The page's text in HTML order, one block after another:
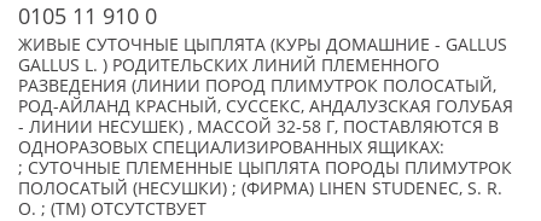
0105 11 910 0
ЖИВЫЕ СУТОЧНЫЕ ЦЫПЛЯТА (КУРЫ ДОМАШНИЕ - GALLUS
GALLUS L. ) РОДИТЕЛЬСКИХ ЛИНИЙ ПЛЕМЕННОГО
РАЗВЕДЕНИЯ (ЛИНИИ ПОРОД ПЛИМУТРОК ПОЛОСАТЫЙ,
РОД-АЙЛАНД КРАСНЫЙ, СУССЕКС, АНДАЛУЗСКАЯ ГОЛУБАЯ
- ЛИНИИ НЕСУШЕК) , МАССОЙ 32-58 Г, ПОСТАВЛЯЮТСЯ В
ОДНОРАЗОВЫХ СПЕЦИАЛИЗИРОВАННЫХ ЯЩИКАХ:
; СУТОЧНЫЕ ПЛЕМЕННЫЕ ЦЫПЛЯТА ПОРОДЫ ПЛИМУТРОК
ПОЛОСАТЫЙ (НЕСУШКИ) ; (ФИРМА) LIHEN STUDENEC, S. R.
O. ; (TM) ОТСУТСТВУЕТ